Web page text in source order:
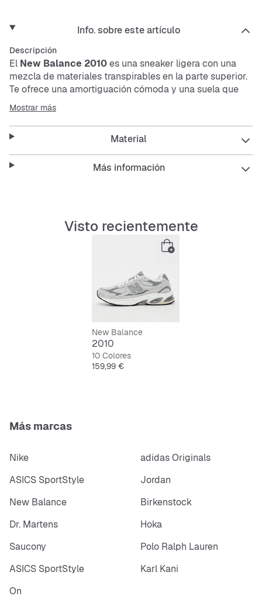
Info. sobre este artículo
Descripción
El New Balance 2010es unasneaker ligera con una
mezcla de materiales transpirables en la parte superior.
Te ofrece una amortiguación cómoda y una suela que
absorbe los impactos, además de ser duradera,
antideslizante y resistente al desgaste. Perfecta si
buscas un calzado estable y fácil de cuidar.
Características:
Parte superior transpirable
Plantilla que absorbe impactos
Suela exterior duradera y antideslizante
Estable y fácil de cuidar
Mostrar más
Material
Más información
Visto recientemente
New Balance
2010
10 Colores
Precio
159,99 €
Más marcas
Nike
adidas Originals
ASICS SportStyle
Jordan
New Balance
Birkenstock
Dr. Martens
Hoka
Saucony
Polo Ralph Lauren
ASICS SportStyle
Karl Kani
On